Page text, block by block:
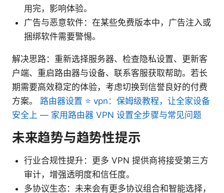
用完，影响体验。
广告与恶意软件：在某些免费版本中，广告注入或
捆绑软件需要警惕。
解决思路：重新选择服务器、检查隐私设置、更新客
户端、重启路由器与设备、联系客服获取帮助。若长
期需要高效稳定的体验，考虑切换到信誉良好的付费
方案。 路由器设置 ⭐ vpn：保姆级教程，让全家设备
安全上 — 家用路由器 VPN 设置全步骤与常见问题
未来趋势与趋势性提示
行业合规性提升：更多 VPN 提供商将接受第三方
审计，增强透明度和信任度。
多协议生态：未来会有更多协议组合和智能选择，